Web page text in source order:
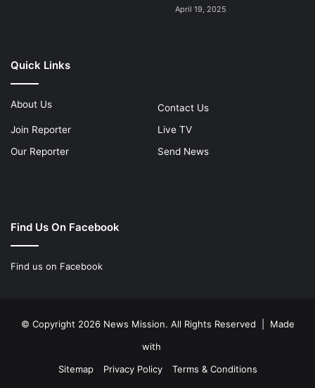
April 19, 2025
Quick Links
About Us
Contact Us
Join Reporter
Live TV
Our Reporter
Send News
Find Us On Facebook
Find us on Facebook
© Copyright 2026 News Mission. All Rights Reserved | Made
with
Sitemap
Privacy Policy Terms & Conditions